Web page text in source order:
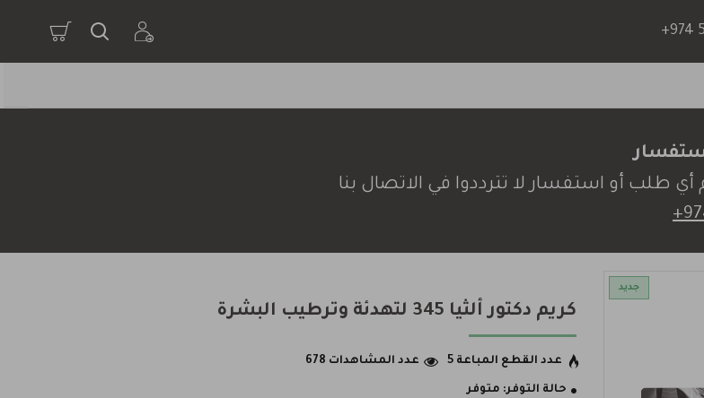
+974
أي طلب أو استفسار لا تترددوا في الاتصال بنا
جديد
كريم دكتور ألثيا 345 لتهدئة وترطيب البشرة
حالة التوفر: متوفر
عدد القطع المباعة 5 عدد المشاهدات 678